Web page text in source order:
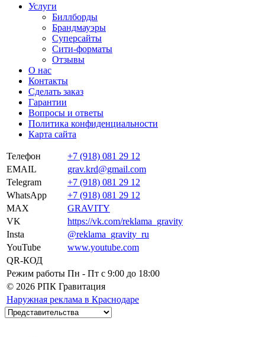
Услуги
Биллборды
Брандмауэры
Суперсайты
Сити-форматы
Отзывы
О нас
Контакты
Сделать заказ
Гарантии
Вопросы и ответы
Политика конфиденциальности
Карта сайта
Телефон
+7 (918) 081 29 12
EMAIL
grav.krd@gmail.com
Telegram
+7 (918) 081 29 12
WhatsApp
+7 (918) 081 29 12
MAX
GRAVITY
VK
https://vk.com/reklama_gravity
Insta
@reklama_gravity_ru
YouTube
www.youtube.com
QR-КОД
Режим работы Пн - Пт c 9:00 до 18:00
© 2026 РПК Гравитация
Наружная реклама в Краснодаре